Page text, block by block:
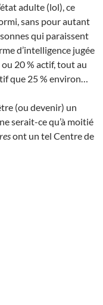
adulte (lol), ce
sans pour autant
qui paraissent
d’intelligence jugée
20 % actif, tout au
que 25 % environ…
(ou devenir) un
serait-ce qu’à moitié
ont un tel Centre de